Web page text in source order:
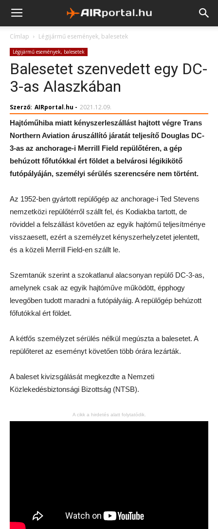
Címlap Légijármű események, balesetek
Légijármű események, balesetek
Balesetet szenvedett egy DC-
3-as Alaszkában
Szerző: AIRportal.hu - 2021.12.09.
Hajtóműhiba miatt kényszerleszállást hajtott végre Trans
Northern Aviation áruszállító járatát teljesítő Douglas DC-
3-as az anchorage-i Merrill Field repülőtéren, a gép
behúzott főfutókkal ért földet a belvárosi légikikötő
futópályáján, személyi sérülés szerencsére nem történt.
Az 1952-ben gyártott repülőgép az anchorage-i Ted Stevens
nemzetközi repülőtérről szállt fel, és Kodiakba tartott, de
röviddel a felszállást követően az egyik hajtómű teljesítménye
visszaesett, ezért a személyzet kényszerhelyzetet jelentett,
és a közeli Merrill Field-en szállt le.
Szemtanúk szerint a szokatlanul alacsonyan repülő DC-3-as,
amelynek csak az egyik hajtóműve működött, épphogy
levegőben tudott maradni a futópályáig. A repülőgép behúzott
főfutókkal ért földet.
A kétfős személyzet sérülés nélkül megúszta a balesetet. A
repülőteret az eseményt követően több órára lezárták.
A baleset kivizsgálását megkezdte a Nemzeti
Közlekedésbiztonsági Bizottság (NTSB).
A cikk a hirdetés alatt folytatódik.